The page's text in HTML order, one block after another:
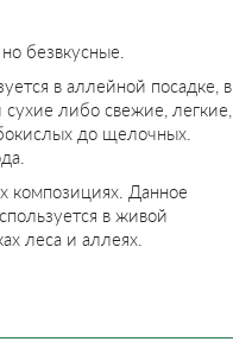
безвкусные.
в аллейной посадке, в
либо свежие, легкие,
до щелочных.
композициях. Данное
в живой
леса и аллеях.